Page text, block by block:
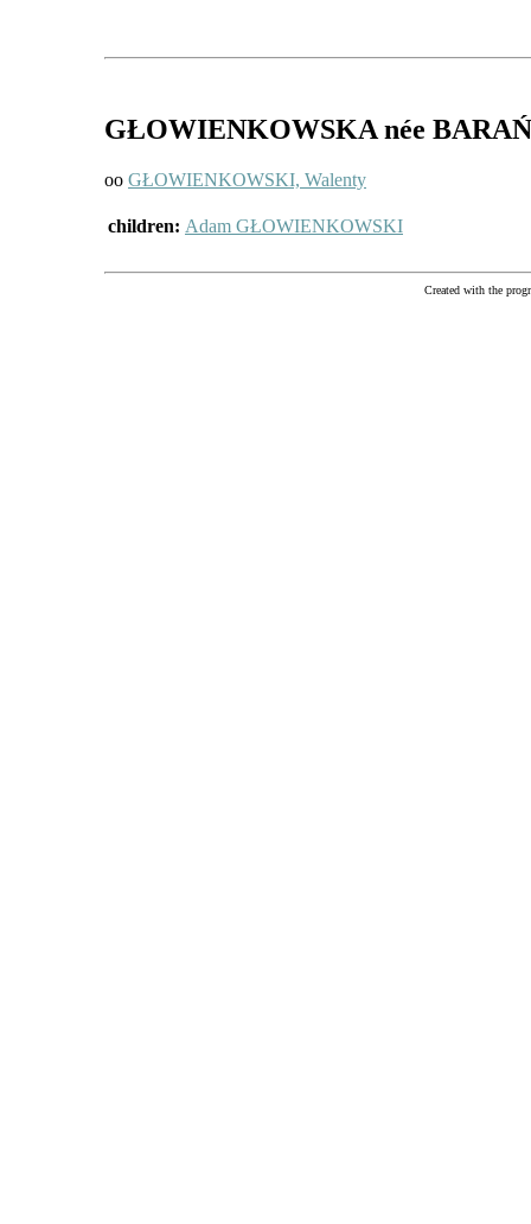
GŁOWIENKOWSKA née
oo GŁOWIENKOWSKI, Walenty
children: Adam GŁOWIENKOWSKI
Created with the